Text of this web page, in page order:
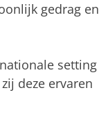
gedrag en
setting
deze ervaren